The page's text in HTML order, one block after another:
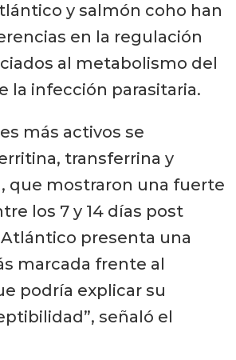
y salmón coho han
en la regulación
al metabolismo del
la infección parasitaria.
más activos se
transferrina y
que mostraron una fuerte
los 7 y 14 días post
presenta una
marcada frente al
podría explicar su
señaló el